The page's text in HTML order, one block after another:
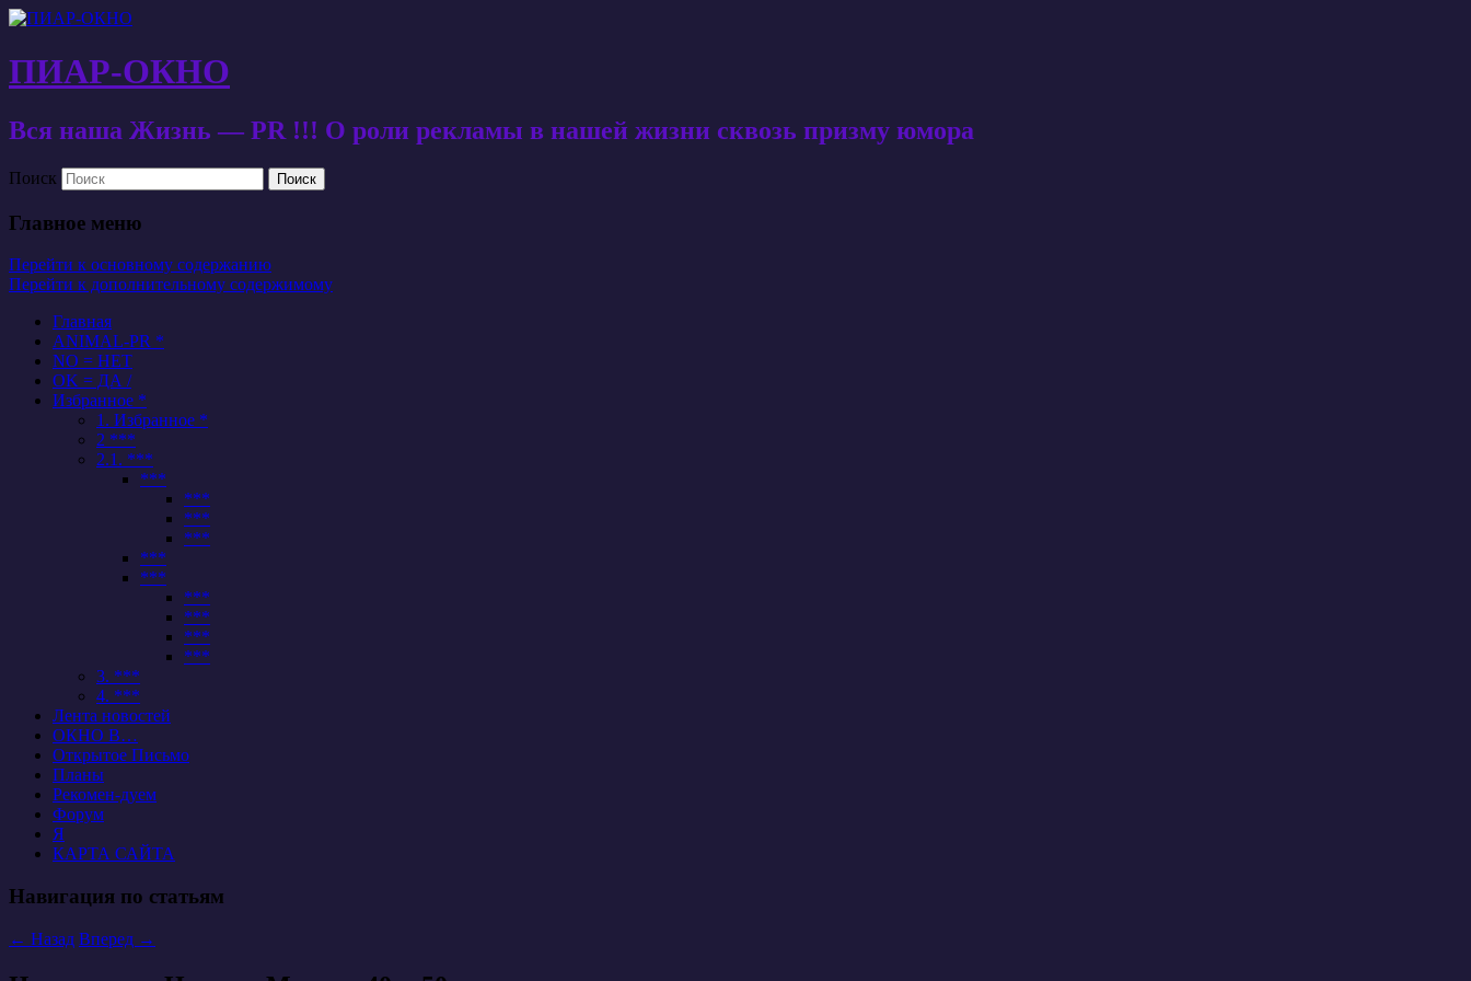
ПИАР-ОКНО
Вся наша Жизнь — PR !!! О роли рекламы в нашей жизни сквозь призму юмора
Поиск
Главное меню
Перейти к основному содержанию
Перейти к дополнительному содержимому
Главная
ANIMAL-PR *
NO = НЕТ
OK = ДА /
Избранное *
1. Избранное *
2 ***
2.1. ***
***
***
***
***
***
***
***
***
***
***
3. ***
4. ***
Лента новостей
ОКНО В…
Открытое Письмо
Планы
Рекомен-дуем
Форум
Я
КАРТА САЙТА
Навигация по статьям
← Назад Вперед →